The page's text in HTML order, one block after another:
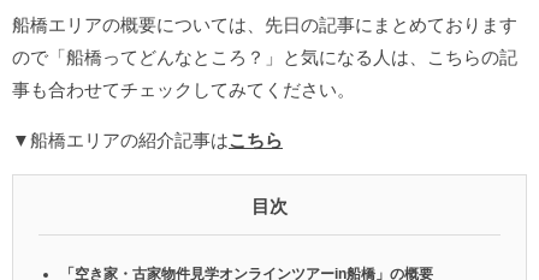
船橋エリアの概要については、先日の記事にまとめております
ので「船橋ってどんなところ？」と気になる人は、こちらの記
事も合わせてチェックしてみてください。
▼船橋エリアの紹介記事はこちら
目次
「空き家・古家物件見学オンラインツアーin船橋」の概要